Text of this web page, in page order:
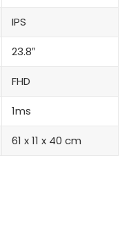
IPS
23.8″
FHD
1ms
61 x 11 x 40 cm